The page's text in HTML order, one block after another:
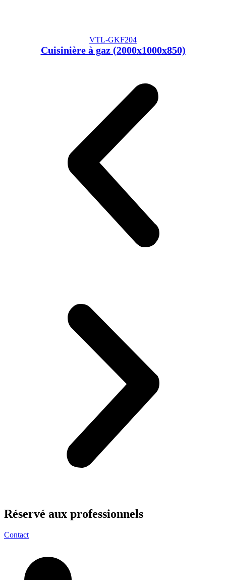
VTL-GKF204
Cuisinière à gaz (2000x1000x850)
Réservé aux professionnels
Contact